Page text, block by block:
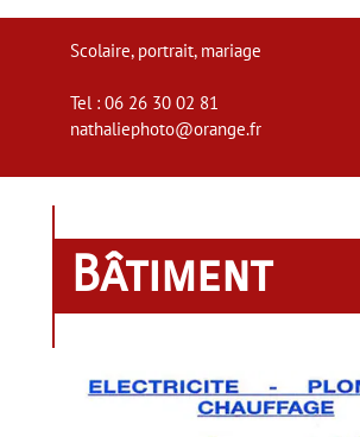
Bâtiment
Scolaire, portrait, mariage
Tel : 06 26 30 02 81
nathaliephoto@orange.fr